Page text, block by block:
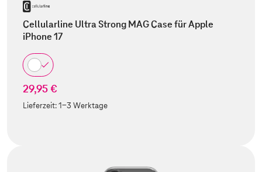
Cellularline Ultra Strong MAG Case für Apple
iPhone 17
29,95 €
Lieferzeit:1-3 Werktage